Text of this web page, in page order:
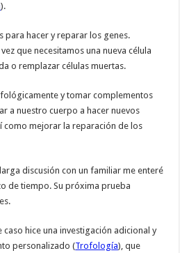
).
para hacer y reparar los genes.
que necesitamos una nueva célula
o remplazar células muertas.
y tomar complementos
a nuestro cuerpo a hacer nuevos
como mejorar la reparación de los
discusión con un familiar me enteré
de tiempo. Su próxima prueba
hice una investigación adicional y
personalizado (Trofología), que